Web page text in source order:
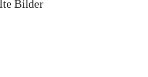
Bilder